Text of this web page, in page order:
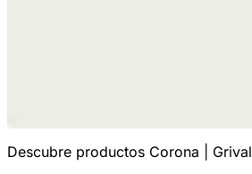
Descubre productos Corona | Grival